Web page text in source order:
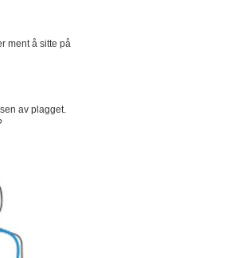
ment å sitte på
av plagget.